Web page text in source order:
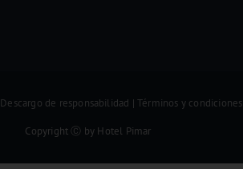
Descargo de responsabilidad |Términos y condiciones
Copyright Ⓒ by Hotel Pimar